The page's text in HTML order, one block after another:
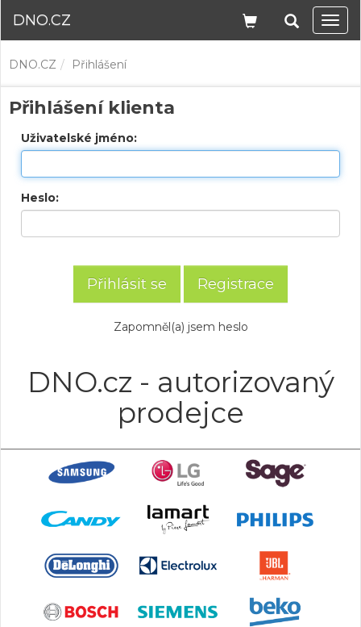
DNO.CZ
DNO.CZ Přihlášení
Přihlášení klienta
Uživatelské jméno:
Heslo:
Registrace
Zapomněl(a) jsem heslo
DNO.cz - autorizovaný
prodejce